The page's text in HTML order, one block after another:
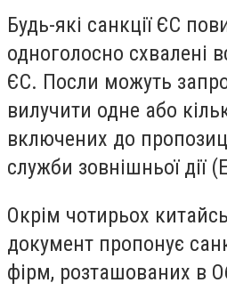
Будь-які санкції ЄС
одноголосно схвалені
ЄС. Посли можуть
вилучити одне або
включених до
служби зовнішньої дії
Окрім чотирьох
документ пропонує
фірм, розташованих в